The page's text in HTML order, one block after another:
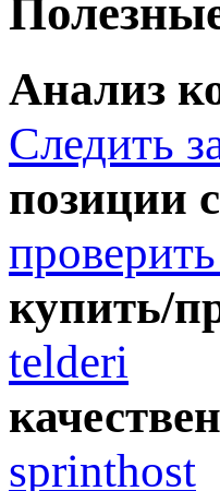
Анализ
Следить
позиции
купить/
telderi
sprinthost